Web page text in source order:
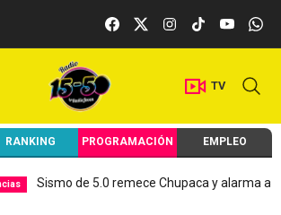
TV
RANKING PROGRAMACIÓN EMPLEO
Sismo de 5.0 remece Chupaca y alarma a Junín